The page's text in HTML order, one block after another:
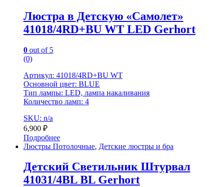
Люстра в Детскую «Самолет»
41018/4RD+BU WT LED Gerhort
0 out of 5
(0)
Артикул: 41018/4RD+BU WT
Основной цвет: BLUE
Тип лампы: LED, лампа накаливания
Количество ламп: 4
SKU: n/a
6,900 ₽
Подробнее
Люстры Потолочные, Детские люстры и бра
Детский Светильник Штурвал
41031/4BL BL Gerhort